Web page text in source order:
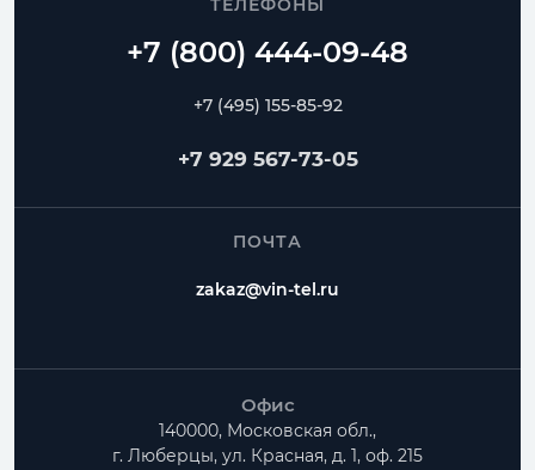
ТЕЛЕФОНЫ
+7 (495) 155-85-92
+7 929 567-73-05
ПОЧТА
zakaz@vin-tel.ru
Офис
140000, Московская обл.,
г. Люберцы, ул. Красная, д. 1, оф. 215